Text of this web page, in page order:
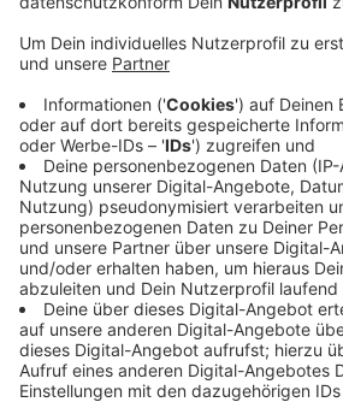
beim Publikumspreis mit ab.
Anzeige
„Die Ausrichtung der Wettbewerbe
Sektionen auf die europäische
als richtige Entscheidung.
Kurzfilmwettbewerb brachte die
Europa eine neue Vielfalt an
Perspektiven“, so die Festivalleiter
Risna Olthuis.